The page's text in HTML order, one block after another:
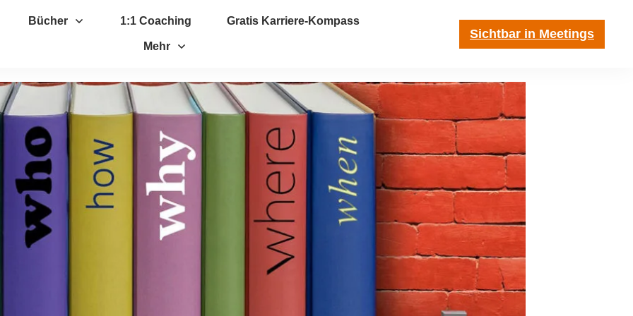
Bücher 1:1 Coaching Gratis Karriere-Kompass
Mehr
Sichtbar in Meetings